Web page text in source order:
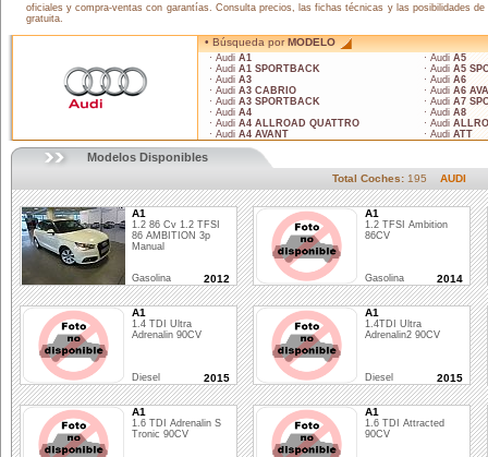
oficiales y compra-ventas con garantías. Consulta precios, las fichas técnicas y las posibilidades
gratuita.
• Búsqueda porMODELO
· Audi A1
· Audi A1 SPORTBACK
· Audi A3
· Audi A3 CABRIO
· Audi A3 SPORTBACK
· Audi A4
· Audi A4 ALLROAD QUATTRO
· Audi A4 AVANT
· Audi A5
· Audi A5
· Audi A6
· Audi A6
· Audi A7
· Audi A8
· Audi
· Audi ATT
Modelos Disponibles
Total Coches: 195 AUDI
A1
1.2 86 Cv 1.2 TFSI
86 AMBITION 3p
Manual
Gasolina 2012
A1
1.2 TFSI Ambition
86CV
Gasolina 2014
A1
1.4 TDI Ultra
Adrenalin 90CV
Diesel 2015
A1
1.4TDI Ultra
Adrenalin2 90CV
Diesel 2015
A1
1.6 TDI Adrenalin S
Tronic 90CV
A1
1.6 TDI Attracted
90CV